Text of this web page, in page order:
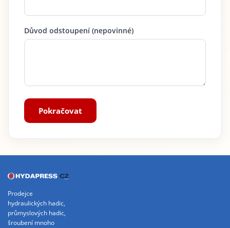
Důvod odstoupení (nepovinné)
Pokračovat
Prodejce
hydraulických hadic,
průmyslových hadic,
šroubení mnoho